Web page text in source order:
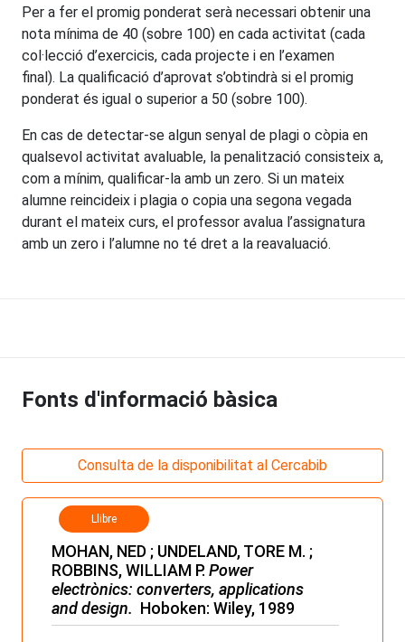
Per a fer el promig ponderat serà necessari obtenir una
nota mínima de 40 (sobre 100) en cada activitat (cada
col·lecció d’exercicis, cada projecte i en l’examen
final). La qualificació d’aprovat s’obtindrà si el promig
ponderat és igual o superior a 50 (sobre 100).
En cas de detectar-se algun senyal de plagi o còpia en
qualsevol activitat avaluable, la penalització consisteix a,
com a mínim, qualificar-la amb un zero. Si un mateix
alumne reincideix i plagia o copia una segona vegada
durant el mateix curs, el professor avalua l’assignatura
amb un zero i l’alumne no té dret a la reavaluació.
Fonts d'informació bàsica
Consulta de la disponibilitat al Cercabib
Llibre
MOHAN, NED ; UNDELAND, TORE M. ;
ROBBINS, WILLIAM P. Power
electrònics: converters, applications
and design. Hoboken: Wiley, 1989